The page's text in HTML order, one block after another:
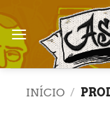
to
content
INÍCIO /